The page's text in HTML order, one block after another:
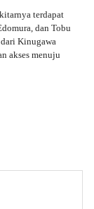
terdapat
dan Tobu
Kinugawa
akses menuju